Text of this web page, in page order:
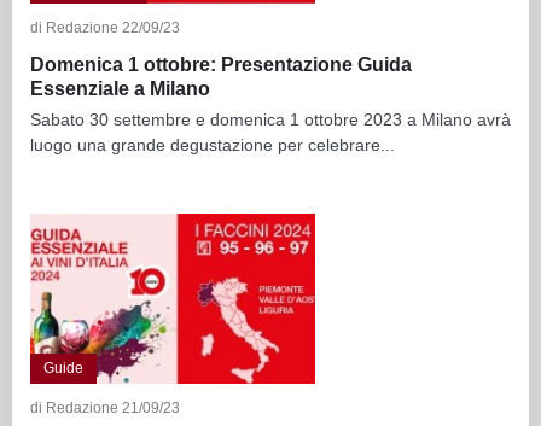
di Redazione 22/09/23
Domenica 1 ottobre: Presentazione Guida
Essenziale a Milano
Sabato 30 settembre e domenica 1 ottobre 2023 a Milano avrà
luogo una grande degustazione per celebrare...
Guide
di Redazione 21/09/23